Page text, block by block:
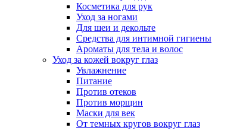
Косметика для рук
Уход за ногами
Для шеи и декольте
Средства для интимной гигиены
Ароматы для тела и волос
Уход за кожей вокруг глаз
Увлажнение
Питание
Против отеков
Против морщин
Маски для век
От темных кругов вокруг глаз